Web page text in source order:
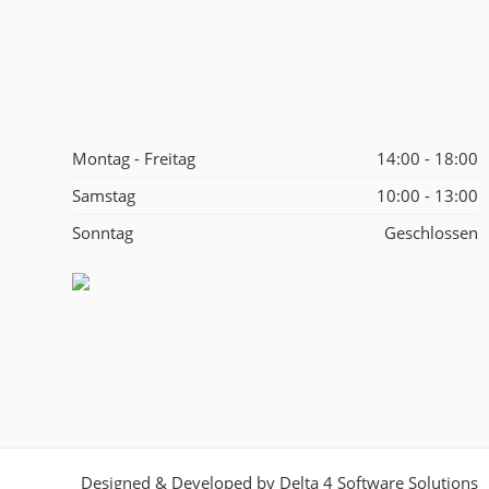
Montag - Freitag
14:00 - 18:00
Samstag
10:00 - 13:00
Sonntag
Geschlossen
Designed & Developed by Delta 4 Software Solutions